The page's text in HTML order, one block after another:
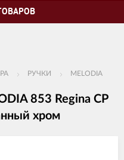
РУЧКИ MELODIA
853 Regina CP
хром